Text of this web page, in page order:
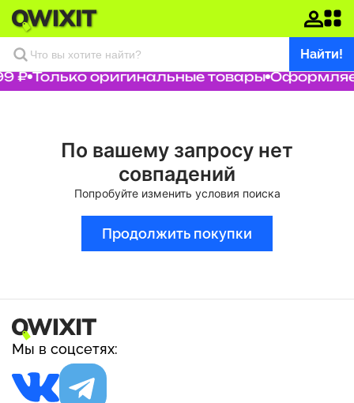
Найти!
₽ Только оригинальные товары
По вашему запросу нет
совпадений
Попробуйте изменить условия поиска
Продолжить покупки
Мы в соцсетях: